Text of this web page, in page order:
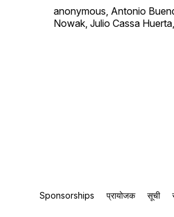
anonymous, Antonio
Nowak, Julio Cassa
Sponsorships प्रायोजक सूची